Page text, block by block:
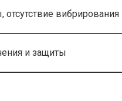
вибрирования
и защиты